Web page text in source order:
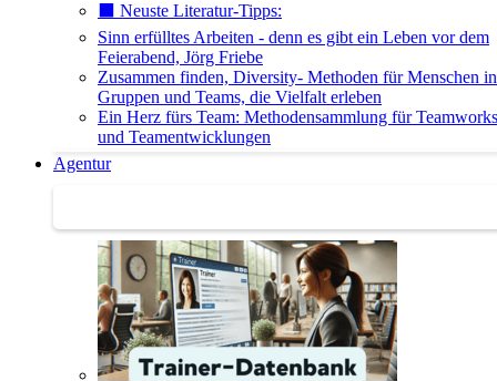
⬛️ Neuste Literatur-Tipps:
Sinn erfülltes Arbeiten - denn es gibt ein Leben vor dem
Feierabend, Jörg Friebe
Zusammen finden, Diversity- Methoden für Menschen in
Gruppen und Teams, die Vielfalt erleben
Ein Herz fürs Team: Methodensammlung für
und Teamentwicklungen
Agentur